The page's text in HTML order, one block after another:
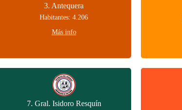
3. Antequera
Habitantes: 4.206
Más info
7. Gral. Isidoro Resquín